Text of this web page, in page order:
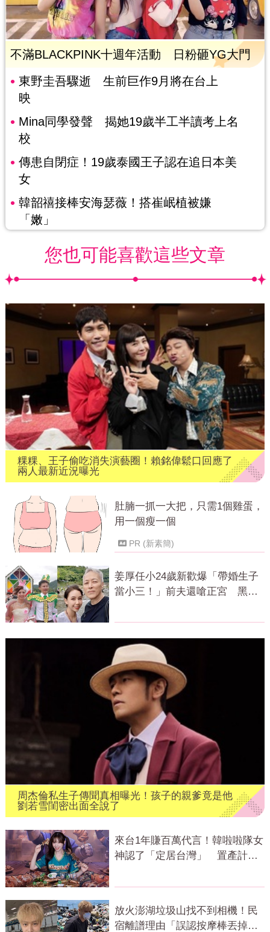
不滿BLACKPINK十週年活動 日粉砸YG大門
東野圭吾驟逝 生前巨作9月將在台上
映
Mina同學發聲 揭她19歲半工半讀考上名
校
傳患自閉症！19歲泰國王子認在追日本美
女
韓韶禧接棒安海瑟薇！搭崔岷植被嫌
「嫩」
您也可能喜歡這些文章
粿粿、王子偷吃消失演藝圈！賴銘偉鬆口回應了
兩人最新近況曝光
肚腩一抓一大把，只需1個雞蛋，
用一個瘦一個
PR (新素簡)
姜厚任小24歲新歡爆「帶婚生子
當小三！」前夫還嗆正宮 黑歷
周杰倫私生子傳聞真相曝光！孩子的親爹竟是他
劉若雪閨密出面全說了
來台1年賺百萬代言！韓啦啦隊女
神認了「定居台灣」 置產計畫
放火澎湖垃圾山找不到相機！民
宿離譜理由「誤認按摩棒丟掉」